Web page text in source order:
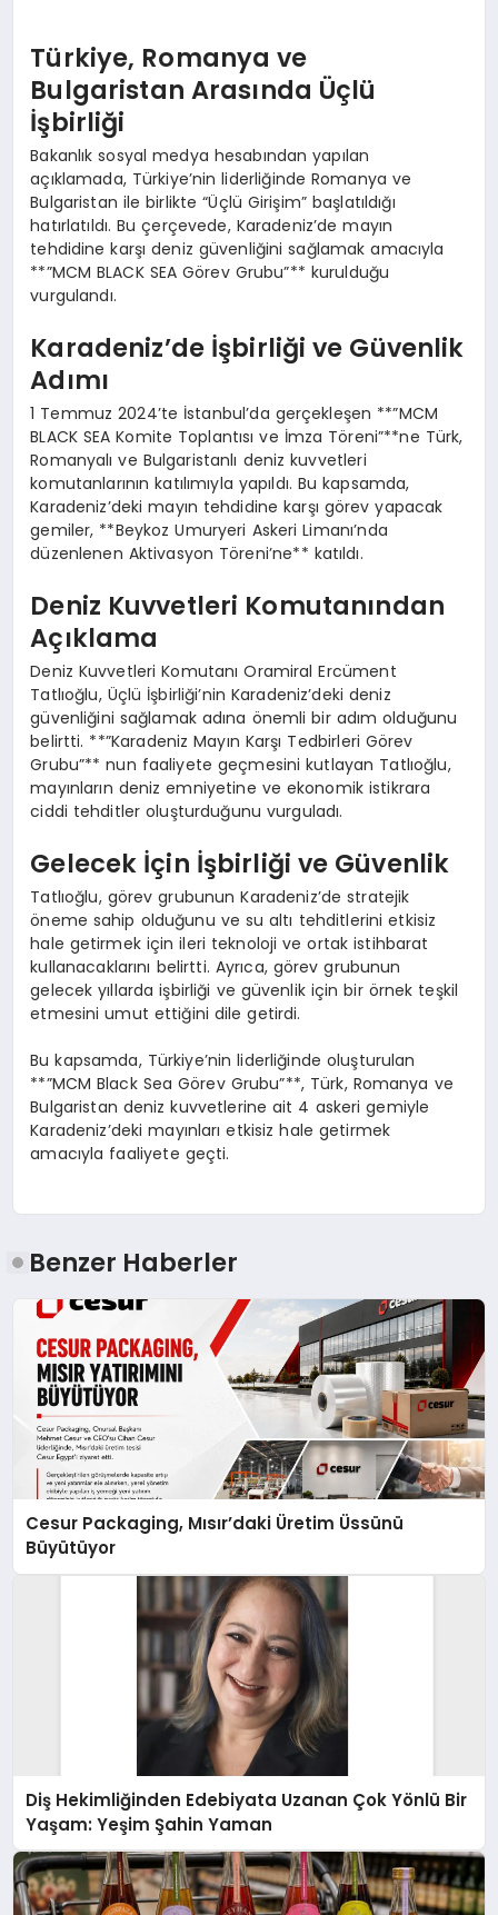
Türkiye, Romanya ve
Bulgaristan Arasında Üçlü
İşbirliği
Bakanlık sosyal medya hesabından yapılan
açıklamada, Türkiye’nin liderliğinde Romanya ve
Bulgaristan ile birlikte “Üçlü Girişim” başlatıldığı
hatırlatıldı. Bu çerçevede, Karadeniz’de mayın
tehdidine karşı deniz güvenliğini sağlamak amacıyla
**”MCM BLACK SEA Görev Grubu”** kurulduğu
vurgulandı.
Karadeniz’de İşbirliği ve Güvenlik
Adımı
1 Temmuz 2024’te İstanbul’da gerçekleşen **”MCM
BLACK SEA Komite Toplantısı ve İmza Töreni”**ne Türk,
Romanyalı ve Bulgaristanlı deniz kuvvetleri
komutanlarının katılımıyla yapıldı. Bu kapsamda,
Karadeniz’deki mayın tehdidine karşı görev yapacak
gemiler, **Beykoz Umuryeri Askeri Limanı’nda
düzenlenen Aktivasyon Töreni’ne** katıldı.
Deniz Kuvvetleri Komutanından
Açıklama
Deniz Kuvvetleri Komutanı Oramiral Ercüment
Tatlıoğlu, Üçlü İşbirliği’nin Karadeniz’deki deniz
güvenliğini sağlamak adına önemli bir adım olduğunu
belirtti. **”Karadeniz Mayın Karşı Tedbirleri Görev
Grubu”** nun faaliyete geçmesini kutlayan Tatlıoğlu,
mayınların deniz emniyetine ve ekonomik istikrara
ciddi tehditler oluşturduğunu vurguladı.
Gelecek İçin İşbirliği ve Güvenlik
Tatlıoğlu, görev grubunun Karadeniz’de stratejik
öneme sahip olduğunu ve su altı tehditlerini etkisiz
hale getirmek için ileri teknoloji ve ortak istihbarat
kullanacaklarını belirtti. Ayrıca, görev grubunun
gelecek yıllarda işbirliği ve güvenlik için bir örnek teşkil
etmesini umut ettiğini dile getirdi.
Bu kapsamda, Türkiye’nin liderliğinde oluşturulan
**”MCM Black Sea Görev Grubu”**, Türk, Romanya ve
Bulgaristan deniz kuvvetlerine ait 4 askeri gemiyle
Karadeniz’deki mayınları etkisiz hale getirmek
amacıyla faaliyete geçti.
Benzer Haberler
Cesur Packaging, Mısır’daki Üretim Üssünü
Büyütüyor
Diş Hekimliğinden Edebiyata Uzanan Çok Yönlü Bir
Yaşam: Yeşim Şahin Yaman